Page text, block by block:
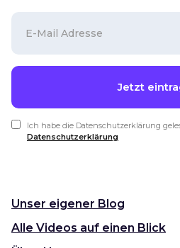
Ich habe die Datenschutzerklärung
Datenschutzerklärung
Unser eigener Blog
Alle Videos auf einen Blick